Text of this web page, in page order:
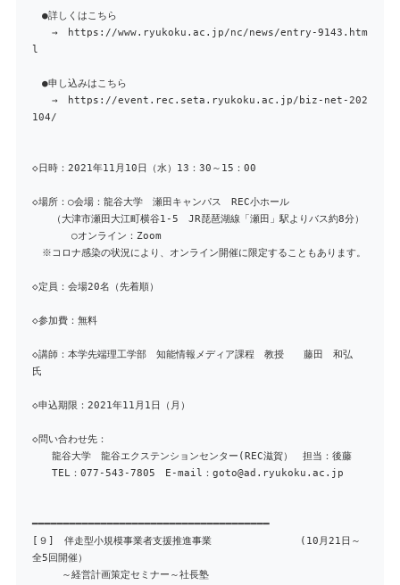
●詳しくはこちら
→ https://www.ryukoku.ac.jp/nc/news/entry-9143.htm
l
●申し込みはこちら
→ https://event.rec.seta.ryukoku.ac.jp/biz-net-202
104/
◇日時：2021年11月10日（水）13：30～15：00
◇場所：○会場：龍谷大学 瀬田キャンパス REC小ホール
（大津市瀬田大江町横谷1-5 JR琵琶湖線「瀬田」駅よりバス約8分）
○オンライン：Zoom
※コロナ感染の状況により、オンライン開催に限定することもあります。
◇定員：会場20名（先着順）
◇参加費：無料
◇講師：本学先端理工学部 知能情報メディア課程 教授 藤田 和弘
氏
◇申込期限：2021年11月1日（月）
◇問い合わせ先：
龍谷大学 龍谷エクステンションセンター(REC滋賀） 担当：後藤
TEL：077-543-7805 E-mail：goto@ad.ryukoku.ac.jp
━━━━━━━━━━━━━━━━━━━━━━━━━━━━━━━━━━━━━━
[９] 伴走型小規模事業者支援推進事業 (10月21日～
全5回開催）
～経営計画策定セミナー～社長塾